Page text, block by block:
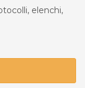
elenchi,